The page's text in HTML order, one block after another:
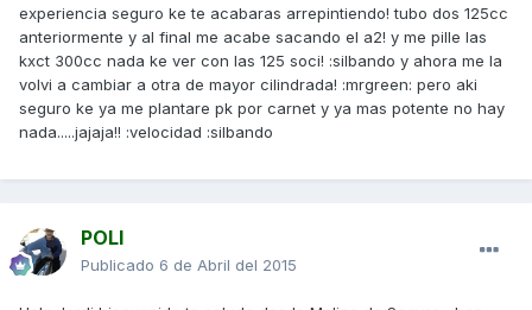
experiencia seguro ke te acabaras arrepintiendo! tubo dos 125cc
anteriormente y al final me acabe sacando el a2! y me pille las
kxct 300cc nada ke ver con las 125 soci! :silbando y ahora me la
volvi a cambiar a otra de mayor cilindrada! :mrgreen: pero aki
seguro ke ya me plantare pk por carnet y ya mas potente no hay
nada.....jajaja!! :velocidad :silbando
POLI
Publicado 6 de Abril del 2015